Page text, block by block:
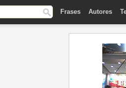
Frases Autores